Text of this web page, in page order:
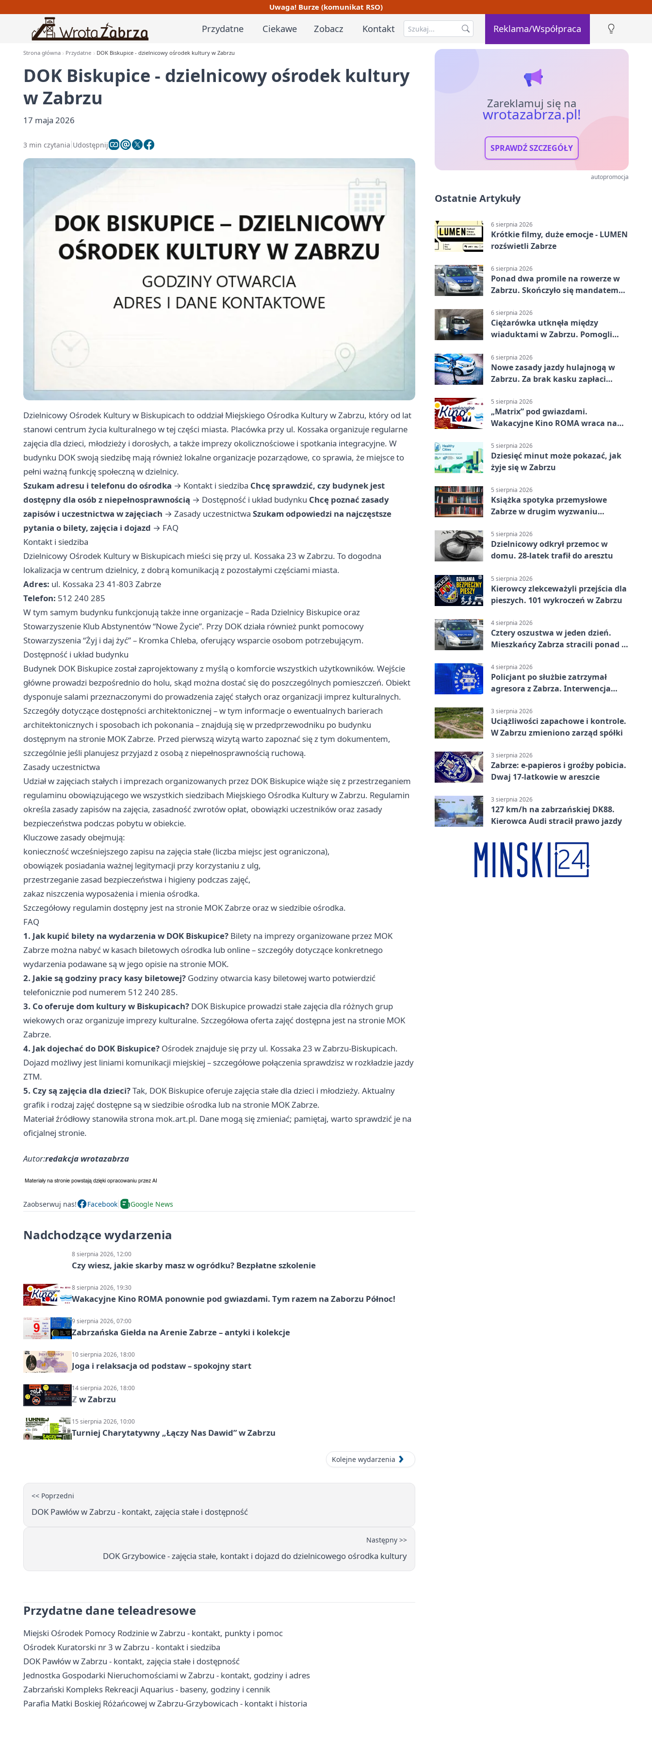
Uwaga! Burze (komunikat RSO)
Przydatne Ciekawe Zobacz Kontakt Reklama/Współpraca
Strona główna Przydatne DOK Biskupice - dzielnicowy ośrodek kultury w Zabrzu
DOK Biskupice - dzielnicowy ośrodek kultury
w Zabrzu
17 maja 2026
3 min czytania Udostępnij
Dzielnicowy Ośrodek Kultury w Biskupicach to oddział Miejskiego Ośrodka Kultury w Zabrzu, który od lat
stanowi centrum życia kulturalnego w tej części miasta. Placówka przy ul. Kossaka organizuje regularne
zajęcia dla dzieci, młodzieży i dorosłych, a także imprezy okolicznościowe i spotkania integracyjne. W
budynku DOK swoją siedzibę mają również lokalne organizacje pozarządowe, co sprawia, że miejsce to
pełni ważną funkcję społeczną w dzielnicy.
Szukam adresu i telefonu do ośrodka → Kontakt i siedziba Chcę sprawdzić, czy budynek jest
dostępny dla osób z niepełnosprawnością → Dostępność i układ budynku Chcę poznać zasady
zapisów i uczestnictwa w zajęciach → Zasady uczestnictwa Szukam odpowiedzi na najczęstsze
pytania o bilety, zajęcia i dojazd → FAQ
Kontakt i siedziba
Dzielnicowy Ośrodek Kultury w Biskupicach mieści się przy ul. Kossaka 23 w Zabrzu. To dogodna
lokalizacja w centrum dzielnicy, z dobrą komunikacją z pozostałymi częściami miasta.
Adres: ul. Kossaka 23 41-803 Zabrze
Telefon: 512 240 285
W tym samym budynku funkcjonują także inne organizacje – Rada Dzielnicy Biskupice oraz
Stowarzyszenie Klub Abstynentów “Nowe Życie”. Przy DOK działa również punkt pomocowy
Stowarzyszenia “Żyj i daj żyć” – Kromka Chleba, oferujący wsparcie osobom potrzebującym.
Dostępność i układ budynku
Budynek DOK Biskupice został zaprojektowany z myślą o komforcie wszystkich użytkowników. Wejście
główne prowadzi bezpośrednio do holu, skąd można dostać się do poszczególnych pomieszczeń. Obiekt
dysponuje salami przeznaczonymi do prowadzenia zajęć stałych oraz organizacji imprez kulturalnych.
Szczegóły dotyczące dostępności architektonicznej – w tym informacje o ewentualnych barierach
architektonicznych i sposobach ich pokonania – znajdują się w przedprzewodniku po budynku
dostępnym na stronie MOK Zabrze. Przed pierwszą wizytą warto zapoznać się z tym dokumentem,
szczególnie jeśli planujesz przyjazd z osobą z niepełnosprawnością ruchową.
Zasady uczestnictwa
Udział w zajęciach stałych i imprezach organizowanych przez DOK Biskupice wiąże się z przestrzeganiem
regulaminu obowiązującego we wszystkich siedzibach Miejskiego Ośrodka Kultury w Zabrzu. Regulamin
określa zasady zapisów na zajęcia, zasadność zwrotów opłat, obowiązki uczestników oraz zasady
bezpieczeństwa podczas pobytu w obiekcie.
Kluczowe zasady obejmują:
konieczność wcześniejszego zapisu na zajęcia stałe (liczba miejsc jest ograniczona),
obowiązek posiadania ważnej legitymacji przy korzystaniu z ulg,
przestrzeganie zasad bezpieczeństwa i higieny podczas zajęć,
zakaz niszczenia wyposażenia i mienia ośrodka.
Szczegółowy regulamin dostępny jest na stronie MOK Zabrze oraz w siedzibie ośrodka.
FAQ
1. Jak kupić bilety na wydarzenia w DOK Biskupice? Bilety na imprezy organizowane przez MOK
Zabrze można nabyć w kasach biletowych ośrodka lub online – szczegóły dotyczące konkretnego
wydarzenia podawane są w jego opisie na stronie MOK.
2. Jakie są godziny pracy kasy biletowej? Godziny otwarcia kasy biletowej warto potwierdzić
telefonicznie pod numerem 512 240 285.
3. Co oferuje dom kultury w Biskupicach? DOK Biskupice prowadzi stałe zajęcia dla różnych grup
wiekowych oraz organizuje imprezy kulturalne. Szczegółowa oferta zajęć dostępna jest na stronie MOK
Zabrze.
4. Jak dojechać do DOK Biskupice? Ośrodek znajduje się przy ul. Kossaka 23 w Zabrzu-Biskupicach.
Dojazd możliwy jest liniami komunikacji miejskiej – szczegółowe połączenia sprawdzisz w rozkładzie jazdy
ZTM.
5. Czy są zajęcia dla dzieci?Tak, DOK Biskupice oferuje zajęcia stałe dla dzieci i młodzieży. Aktualny
grafik i rodzaj zajęć dostępne są w siedzibie ośrodka lub na stronie MOK Zabrze.
Materiał źródłowy stanowiła strona mok.art.pl. Dane mogą się zmieniać; pamiętaj, warto sprawdzić je na
oficjalnej stronie.
Autor:redakcja wrotazabrza
Zaobserwuj nas! Facebook Google News
Nadchodzące wydarzenia
8 sierpnia 2026, 12:00
Czy wiesz, jakie skarby masz w ogródku? Bezpłatne szkolenie
8 sierpnia 2026, 19:30
Wakacyjne Kino ROMA ponownie pod gwiazdami. Tym razem na Zaborzu Północ!
9 sierpnia 2026, 07:00
Zabrzańska Giełda na Arenie Zabrze – antyki i kolekcje
10 sierpnia 2026, 18:00
Joga i relaksacja od podstaw – spokojny start
14 sierpnia 2026, 18:00
ℤ w Zabrzu
15 sierpnia 2026, 10:00
Turniej Charytatywny „Łączy Nas Dawid” w Zabrzu
Kolejne wydarzenia
<< Poprzedni
DOK Pawłów w Zabrzu - kontakt, zajęcia stałe i dostępność
Następny >>
DOK Grzybowice - zajęcia stałe, kontakt i dojazd do dzielnicowego ośrodka kultury
Przydatne dane teleadresowe
Miejski Ośrodek Pomocy Rodzinie w Zabrzu - kontakt, punkty i pomoc
Ośrodek Kuratorski nr 3 w Zabrzu - kontakt i siedziba
DOK Pawłów w Zabrzu - kontakt, zajęcia stałe i dostępność
Jednostka Gospodarki Nieruchomościami w Zabrzu - kontakt, godziny i adres
Zabrzański Kompleks Rekreacji Aquarius - baseny, godziny i cennik
Parafia Matki Boskiej Różańcowej w Zabrzu-Grzybowicach - kontakt i historia
Zareklamuj się na
wrotazabrza.pl!
SPRAWDŹ SZCZEGÓŁY
autopromocja
Ostatnie Artykuły
6 sierpnia 2026
Krótkie filmy, duże emocje - LUMEN
rozświetli Zabrze
6 sierpnia 2026
Ponad dwa promile na rowerze w
Zabrzu. Skończyło się mandatem
6 sierpnia 2026
Ciężarówka utknęła między
wiaduktami w Zabrzu. Pomogli
6 sierpnia 2026
Nowe zasady jazdy hulajnogą w
Zabrzu. Za brak kasku zapłaci
5 sierpnia 2026
„Matrix” pod gwiazdami.
Wakacyjne Kino ROMA wraca na
5 sierpnia 2026
Dziesięć minut może pokazać, jak
żyje się w Zabrzu
5 sierpnia 2026
Książka spotyka przemysłowe
Zabrze w drugim wyzwaniu
5 sierpnia 2026
Dzielnicowy odkrył przemoc w
domu. 28-latek trafił do aresztu
5 sierpnia 2026
Kierowcy zlekceważyli przejścia dla
pieszych. 101 wykroczeń w Zabrzu
4 sierpnia 2026
Cztery oszustwa w jeden dzień.
Mieszkańcy Zabrza stracili ponad 6
4 sierpnia 2026
Policjant po służbie zatrzymał
agresora z Zabrza. Interwencja
3 sierpnia 2026
Uciążliwości zapachowe i kontrole.
W Zabrzu zmieniono zarząd spółki
3 sierpnia 2026
Zabrze: e-papieros i groźby pobicia.
Dwaj 17-latkowie w areszcie
3 sierpnia 2026
127 km/h na zabrzańskiej DK88.
Kierowca Audi stracił prawo jazdy